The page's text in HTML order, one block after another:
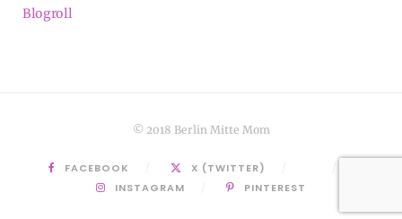
Blogroll
© 2018 Berlin Mitte Mom
FACEBOOK
X (TWITTER)
INSTAGRAM
PINTEREST